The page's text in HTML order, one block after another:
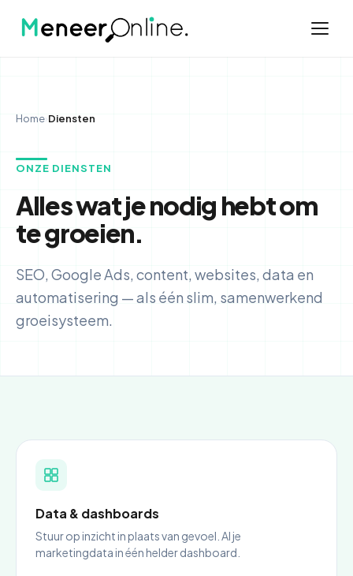
Home›Diensten
ONZE DIENSTEN
Alles wat je nodig hebt om
te groeien.
SEO, Google Ads, content, websites, data en
automatisering — als één slim, samenwerkend
groeisysteem.
Data & dashboards
Stuur op inzicht in plaats van gevoel. Al je
marketingdata in één helder dashboard.